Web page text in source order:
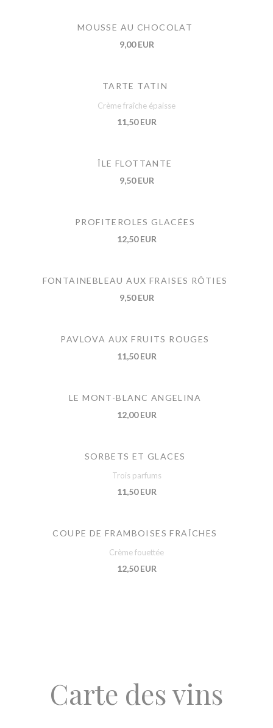
MOUSSE AU CHOCOLAT
9,00 EUR
TARTE TATIN
Crème fraîche épaisse
11,50 EUR
ÎLE FLOTTANTE
9,50 EUR
PROFITEROLES GLACÉES
12,50 EUR
FONTAINEBLEAU AUX FRAISES RÔTIES
9,50 EUR
PAVLOVA AUX FRUITS ROUGES
11,50 EUR
LE MONT-BLANC ANGELINA
12,00 EUR
SORBETS ET GLACES
Trois parfums
11,50 EUR
COUPE DE FRAMBOISES FRAÎCHES
Crème fouettée
12,50 EUR
Carte des vins